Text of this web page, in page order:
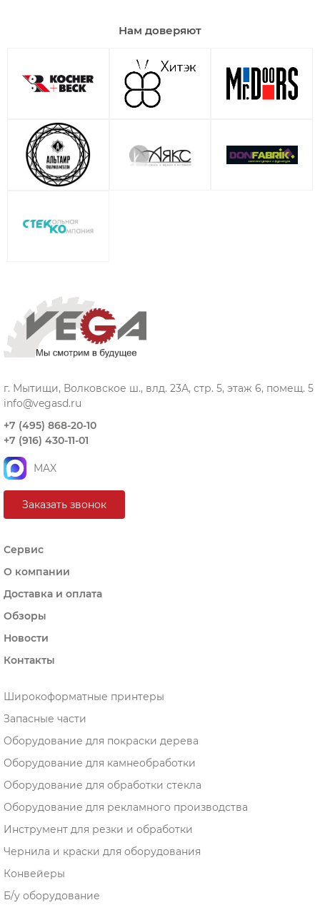
Нам доверяют
г. Мытищи, Волковское ш., влд. 23А, стр. 5, этаж 6, помещ. 5
info@vegasd.ru
+7 (495) 868-20-10
+7 (916) 430-11-01
MAX
Заказать звонок
Сервис
О компании
Доставка и оплата
Обзоры
Новости
Контакты
Широкоформатные принтеры
Запасные части
Оборудование для покраски дерева
Оборудование для камнеобработки
Оборудование для обработки стекла
Оборудование для рекламного производства
Инструмент для резки и обработки
Чернила и краски для оборудования
Конвейеры
Б/у оборудование